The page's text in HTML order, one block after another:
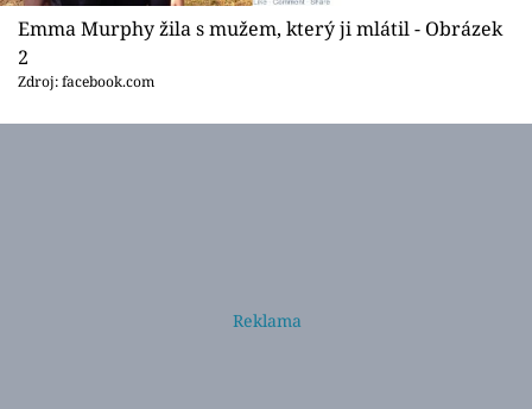
Emma Murphy žila s mužem, který ji mlátil - Obrázek
2
Zdroj: facebook.com